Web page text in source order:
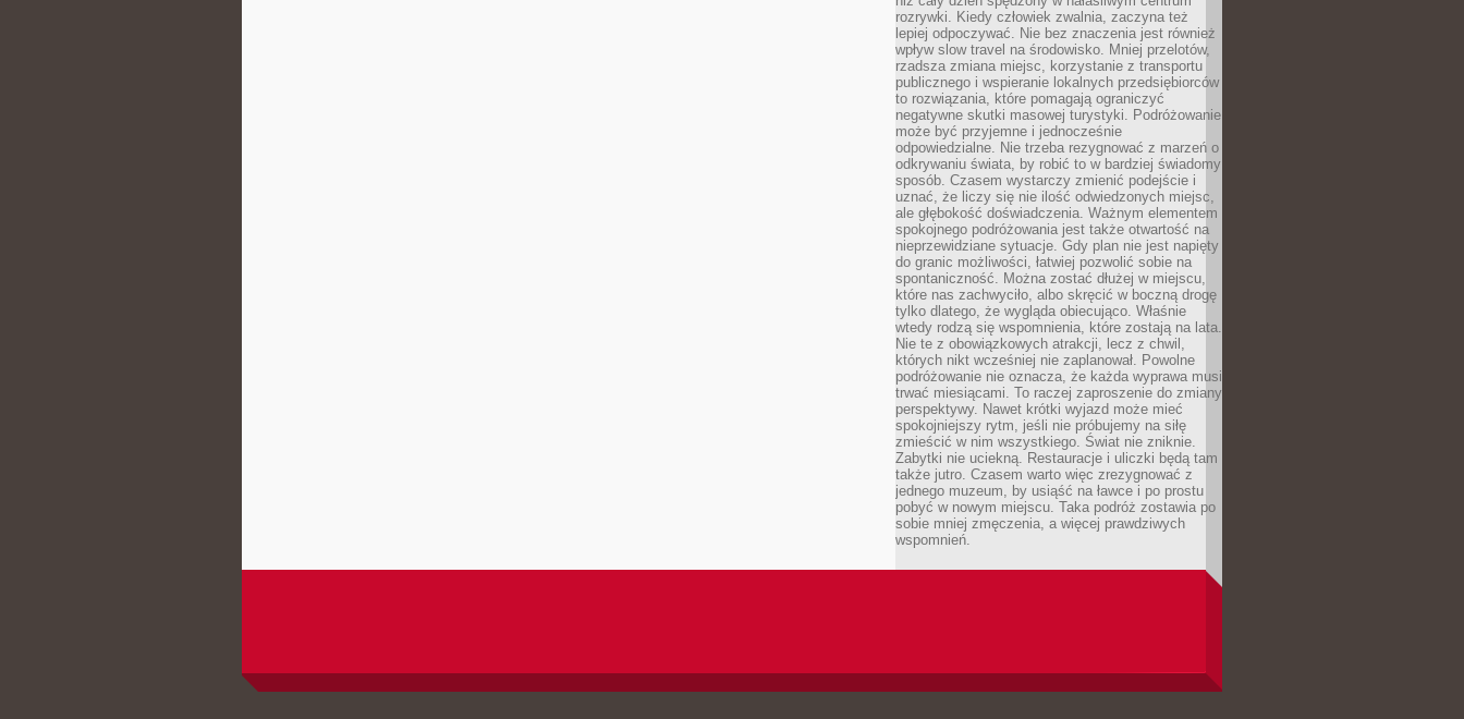
rozrywki. Kiedy człowiek zwalnia, zaczyna też
lepiej odpoczywać. Nie bez znaczenia jest również
wpływ slow travel na środowisko. Mniej przelotów,
rzadsza zmiana miejsc, korzystanie z transportu
publicznego i wspieranie lokalnych przedsiębiorców
to rozwiązania, które pomagają ograniczyć
negatywne skutki masowej turystyki. Podróżowanie
może być przyjemne i jednocześnie
odpowiedzialne. Nie trzeba rezygnować z marzeń o
odkrywaniu świata, by robić to w bardziej świadomy
sposób. Czasem wystarczy zmienić podejście i
uznać, że liczy się nie ilość odwiedzonych miejsc,
ale głębokość doświadczenia. Ważnym elementem
spokojnego podróżowania jest także otwartość na
nieprzewidziane sytuacje. Gdy plan nie jest napięty
do granic możliwości, łatwiej pozwolić sobie na
spontaniczność. Można zostać dłużej w miejscu,
które nas zachwyciło, albo skręcić w boczną drogę
tylko dlatego, że wygląda obiecująco. Właśnie
wtedy rodzą się wspomnienia, które zostają na lata.
Nie te z obowiązkowych atrakcji, lecz z chwil,
których nikt wcześniej nie zaplanował. Powolne
podróżowanie nie oznacza, że każda wyprawa musi
trwać miesiącami. To raczej zaproszenie do zmiany
perspektywy. Nawet krótki wyjazd może mieć
spokojniejszy rytm, jeśli nie próbujemy na siłę
zmieścić w nim wszystkiego. Świat nie zniknie.
Zabytki nie uciekną. Restauracje i uliczki będą tam
także jutro. Czasem warto więc zrezygnować z
jednego muzeum, by usiąść na ławce i po prostu
pobyć w nowym miejscu. Taka podróż zostawia po
sobie mniej zmęczenia, a więcej prawdziwych
wspomnień.